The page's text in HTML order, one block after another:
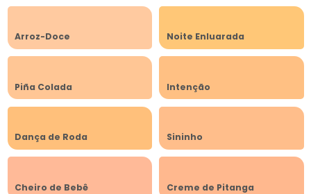
Arroz-Doce Noite Enluarada
Piña Colada Intenção
Dança de Roda Sininho
Cheiro de Bebê Creme de Pitanga